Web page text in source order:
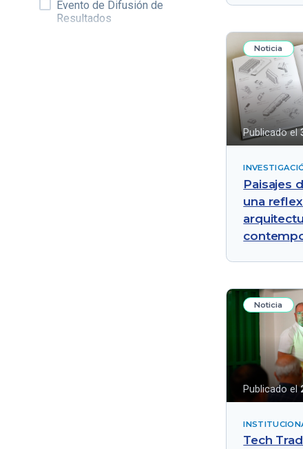
Evento de Difusión de
Resultados
Noticia
Publicado el
Paisajes
una
Noticia
Publicado el
Tech